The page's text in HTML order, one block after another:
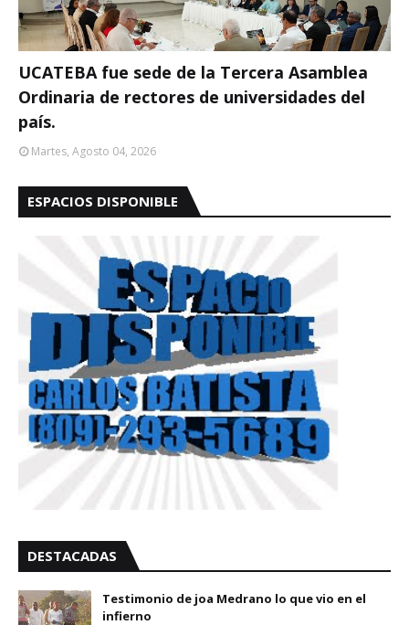
UCATEBA fue sede de la Tercera Asamblea
Ordinaria de rectores de universidades del
país.
Martes, Agosto 04, 2026
ESPACIOS DISPONIBLE
DESTACADAS
Testimonio de joa Medrano lo que vio en el
infierno